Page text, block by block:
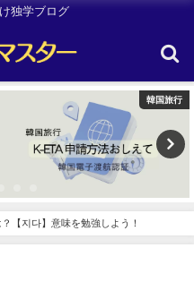
独学ブログ
韓国旅行
【지다】意味を勉強しよう！